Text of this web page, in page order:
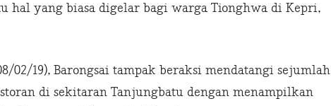
hal yang biasa digelar bagi warga Tionghwa di Kepri,
02/19), Barongsai tampak beraksi mendatangi sejumlah
di sekitaran Tanjungbatu dengan menampilkan